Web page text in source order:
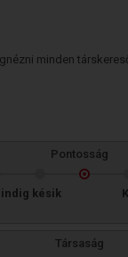
minden
Pontosság
késik
Társaság